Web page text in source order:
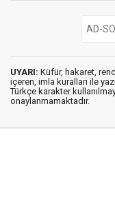
UYARI: Küfür, hakaret,
içeren, imla kuralları ile
Türkçe karakter
onaylanmamaktadır.